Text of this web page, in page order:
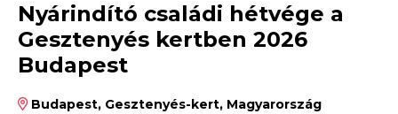
Nyárindító családi hétvége a
Gesztenyés kertben 2026
Budapest
Budapest, Gesztenyés-kert, Magyarország